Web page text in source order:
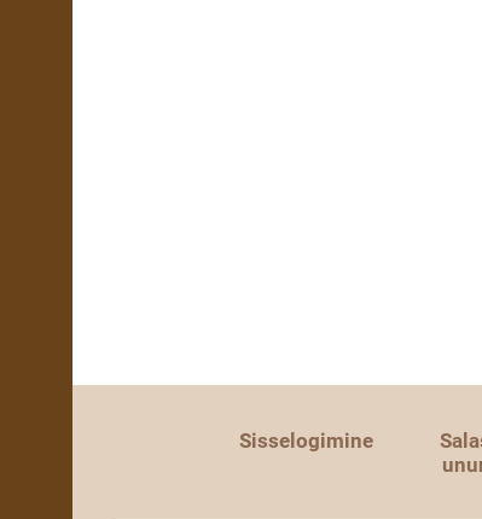
Sisselogimine